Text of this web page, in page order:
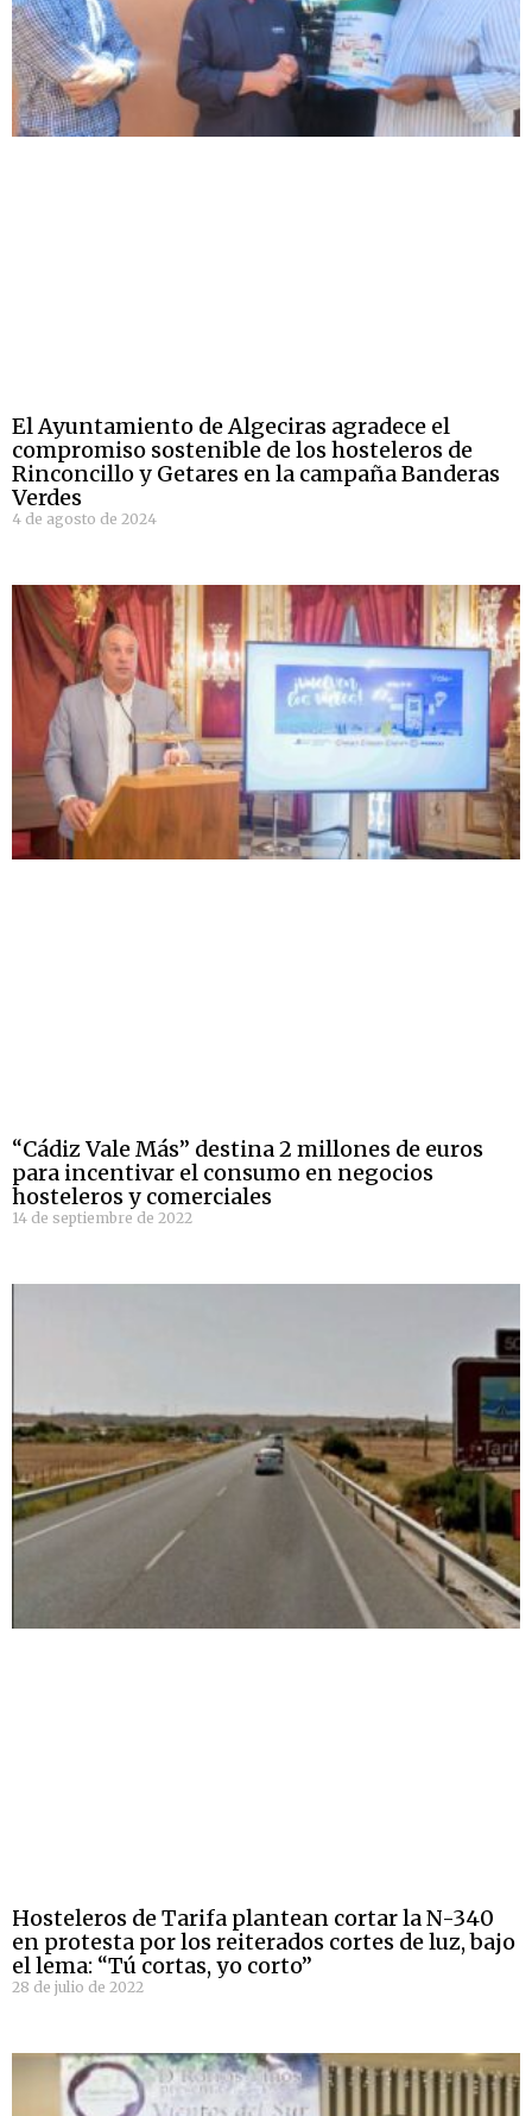
El Ayuntamiento de Algeciras agradece el
compromiso sostenible de los hosteleros de
Rinconcillo y Getares en la campaña Banderas
Verdes
4 de agosto de 2024
“Cádiz Vale Más” destina 2 millones de euros
para incentivar el consumo en negocios
hosteleros y comerciales
14 de septiembre de 2022
Hosteleros de Tarifa plantean cortar la N-340
en protesta por los reiterados cortes de luz, bajo
el lema: “Tú cortas, yo corto”
28 de julio de 2022